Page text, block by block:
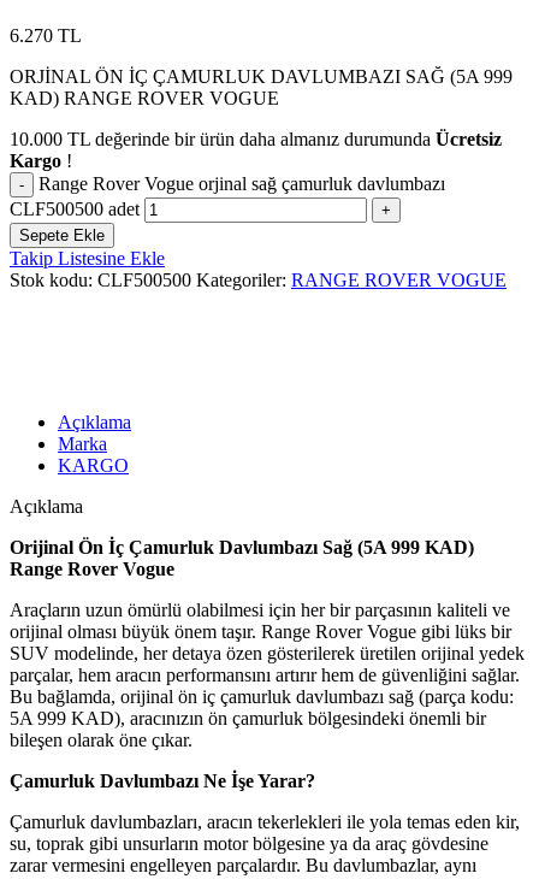
6.270 TL
ORJİNAL ÖN İÇ ÇAMURLUK DAVLUMBAZI SAĞ (5A 999
KAD) RANGE ROVER VOGUE
10.000 TL değerinde bir ürün daha almanız durumunda Ücretsiz
Kargo !
Range Rover Vogue orjinal sağ çamurluk davlumbazı
CLF500500 adet
Sepete Ekle
Takip Listesine Ekle
Stok kodu: CLF500500 Kategoriler: RANGE ROVER VOGUE
Açıklama
Marka
KARGO
Açıklama
Orijinal Ön İç Çamurluk Davlumbazı Sağ (5A 999 KAD)
Range Rover Vogue
Araçların uzun ömürlü olabilmesi için her bir parçasının kaliteli ve
orijinal olması büyük önem taşır. Range Rover Vogue gibi lüks bir
SUV modelinde, her detaya özen gösterilerek üretilen orijinal yedek
parçalar, hem aracın performansını artırır hem de güvenliğini sağlar.
Bu bağlamda, orijinal ön iç çamurluk davlumbazı sağ (parça kodu:
5A 999 KAD), aracınızın ön çamurluk bölgesindeki önemli bir
bileşen olarak öne çıkar.
Çamurluk Davlumbazı Ne İşe Yarar?
Çamurluk davlumbazları, aracın tekerlekleri ile yola temas eden kir,
su, toprak gibi unsurların motor bölgesine ya da araç gövdesine
zarar vermesini engelleyen parçalardır. Bu davlumbazlar, aynı